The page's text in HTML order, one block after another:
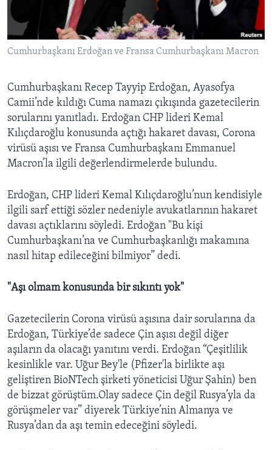
SANAT
Cumhurbaşkanı Erdoğan ve Fransa Cumhurbaşkanı Macron
Cumhurbaşkanı Recep Tayyip Erdoğan, Ayasofya
Camii’nde kıldığı Cuma namazı çıkışında gazetecilerin
sorularını yanıtladı. Erdoğan CHP lideri Kemal
Kılıçdaroğlu konusunda açtığı hakaret davası, Corona
virüsü aşısı ve Fransa Cumhurbaşkanı Emmanuel
Macron’la ilgili değerlendirmelerde bulundu.
Erdoğan, CHP lideri Kemal Kılıçdaroğlu’nun kendisiyle
ilgili sarf ettiği sözler nedeniyle avukatlarının hakaret
davası açtıklarını söyledi. Erdoğan "Bu kişi
Cumhurbaşkanı’na ve Cumhurbaşkanlığı makamına
nasıl hitap edileceğini bilmiyor” dedi.
"Aşı olmam konusunda bir sıkıntı yok"
Gazetecilerin Corona virüsü aşısına dair sorularına da
Erdoğan, Türkiye’de sadece Çin aşısı değil diğer
aşıların da olacağı yanıtını verdi. Erdoğan “Çeşitlilik
kesinlikle var. Uğur Bey'le (Pfizer'la birlikte aşı
geliştiren BioNTech şirketi yöneticisi Uğur Şahin) ben
de bizzat görüştüm.Olay sadece Çin değil Rusya’yla da
görüşmeler var” diyerek Türkiye’nin Almanya ve
Rusya’dan da aşı temin edeceğini söyledi.